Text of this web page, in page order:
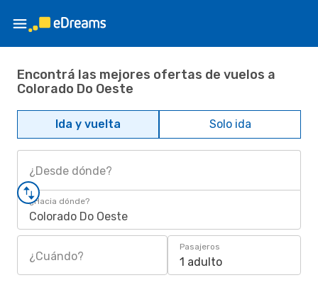
Encontrá las mejores ofertas de vuelos a
Colorado Do Oeste
Ida y vuelta Solo ida
¿Desde dónde?
¿Hacia dónde?
Colorado Do Oeste
¿Cuándo?
Pasajeros
1 adulto